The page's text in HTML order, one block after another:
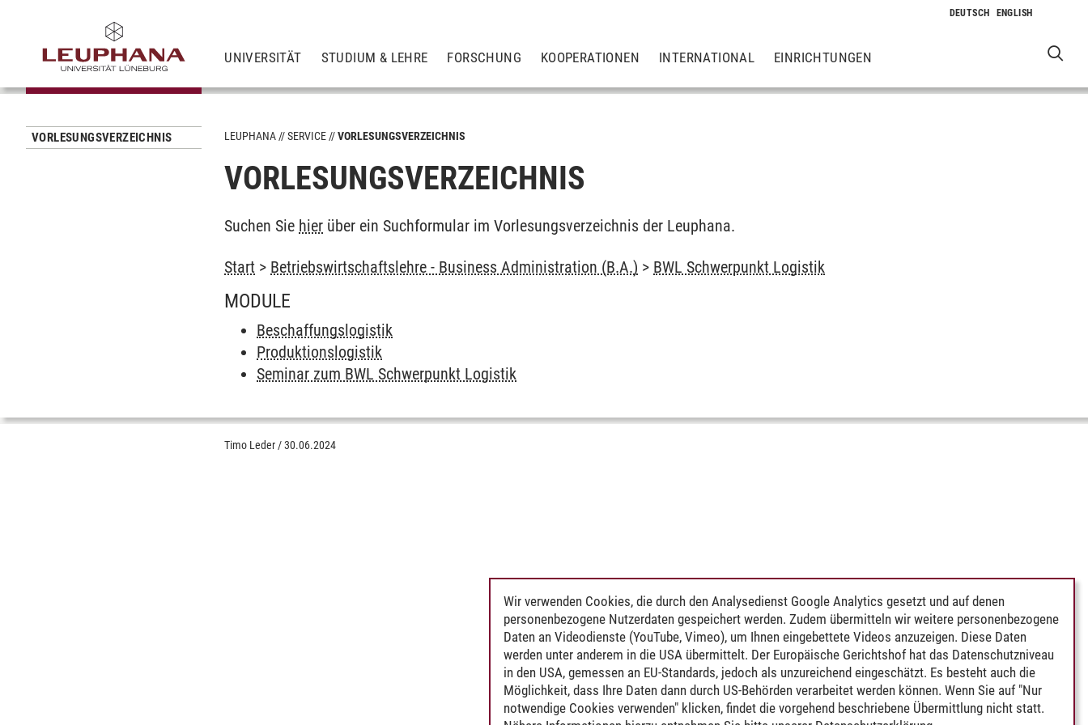
UNIVERSITÄT STUDIUM & LEHRE FORSCHUNG KOOPERATIONEN INTERNATIONAL EINRICHTUNGEN
VORLESUNGSVERZEICHNIS LEUPHANA SERVICE VORLESUNGSVERZEICHNIS
VORLESUNGSVERZEICHNIS
Suchen Sie hier über ein Suchformular im Vorlesungsverzeichnis der Leuphana.
Start > Betriebswirtschaftslehre - Business Administration (B.A.) > BWL Schwerpunkt Logistik
MODULE
Beschaffungslogistik
Produktionslogistik
Seminar zum BWL Schwerpunkt Logistik
Timo Leder /30.06.2024
Wir verwenden Cookies, die durch den Analysedienst Google Analytics gesetzt und auf denen
personenbezogene Nutzerdaten gespeichert werden. Zudem übermitteln wir weitere personenbezogene
Daten an Videodienste (YouTube, Vimeo), um Ihnen eingebettete Videos anzuzeigen. Diese Daten
werden unter anderem in die USA übermittelt. Der Europäische Gerichtshof hat das Datenschutzniveau
in den USA, gemessen an EU-Standards, jedoch als unzureichend eingeschätzt. Es besteht auch die
Möglichkeit, dass Ihre Daten dann durch US-Behörden verarbeitet werden können. Wenn Sie auf "Nur
notwendige Cookies verwenden" klicken, findet die vorgehend beschriebene Übermittlung nicht statt.